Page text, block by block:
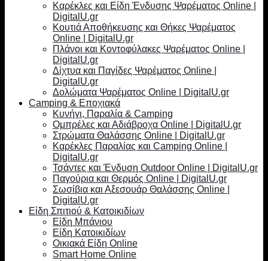
Καρέκλες και Είδη Ένδυσης Ψαρέματος Online |
DigitalU.gr
Κουτιά Αποθήκευσης και Θήκες Ψαρέματος
Online | DigitalU.gr
Πλάνοι και Κοντοφύλακες Ψαρέματος Online |
DigitalU.gr
Δίχτυα και Παγίδες Ψαρέματος Online |
DigitalU.gr
Δολώματα Ψαρέματος Online | DigitalU.gr
Camping & Εποχιακά
Κυνήγι, Παραλία & Camping
Ομπρέλες και Αδιάβροχα Online | DigitalU.gr
Στρώματα Θαλάσσης Online | DigitalU.gr
Καρέκλες Παραλίας και Camping Online |
DigitalU.gr
Τσάντες και Ένδυση Outdoor Online | DigitalU.gr
Παγούρια και Θερμός Online | DigitalU.gr
Σωσίβια και Αξεσουάρ Θαλάσσης Online |
DigitalU.gr
Είδη Σπιτιού & Κατοικιδίων
Είδη Μπάνιου
Είδη Κατοικιδίων
Οικιακά Είδη Online
Smart Home Online